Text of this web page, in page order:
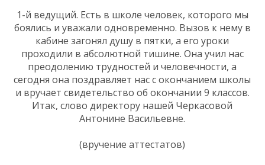
1-й ведущий. Есть в школе человек, которого мы
боялись и уважали одновременно. Вызов к нему в
кабине загонял душу в пятки, а его уроки
проходили в абсолютной тишине. Она учил нас
преодолению трудностей и человечности, а
сегодня она поздравляет нас с окончанием школы
и вручает свидетельство об окончании 9 классов.
Итак, слово директору нашей Черкасовой
Антонине Васильевне.
(вручение аттестатов)